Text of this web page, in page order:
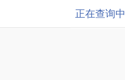
正在查询中